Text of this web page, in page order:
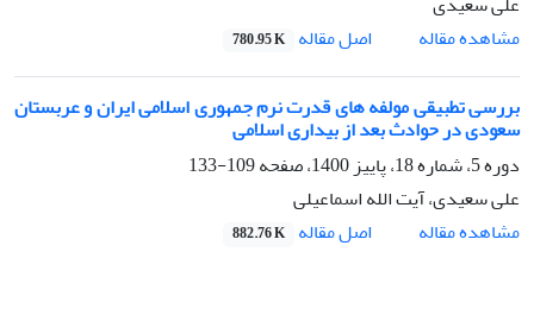
مشاهده مقاله
اصل مقاله 780.95 K
بررسی تطبیقی مولفه های قدرت نرم جمهوری اسلامی ایران و عربستان
سعودی در حوادث بعد از بیداری اسلامی
دوره 5، شماره 18، پاییز 1400، صفحه
109-133
علی سعیدی، آیت الله اسماعیلی
مشاهده مقاله
اصل مقاله 882.76 K